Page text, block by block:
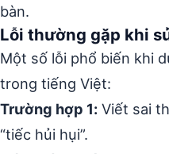
bàn.
Lỗi thường gặp khi
Một số lỗi phổ biến khi
trong tiếng Việt:
Trường hợp 1: Viết sai
“tiếc hủi hụi”.